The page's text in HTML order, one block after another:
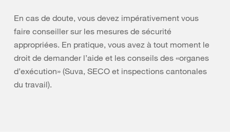
En cas de doute, vous devez impérativement vous
faire conseiller sur les mesures de sécurité
appropriées. En pratique, vous avez à tout moment le
droit de demander l’aide et les conseils des «organes
d’exécution» (Suva, SECO et inspections cantonales
du travail).